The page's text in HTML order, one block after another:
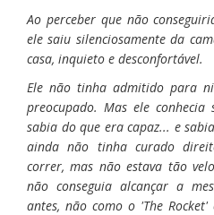
Ao perceber que não
ele saiu silenciosamente da
casa, inquieto e desconfortável.
Ele não tinha admitido para
preocupado. Mas ele conhecia
sabia do que era capaz... e
ainda não tinha curado
correr, mas não estava tão
não conseguia alcançar a
antes, não como o 'The Rocket'